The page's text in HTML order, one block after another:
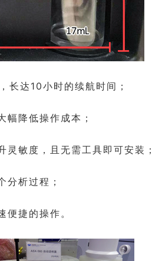
，长达 10小时的续航时间；
幅降低操作成本；
敏度，且无需工具即可安装；
分析过程；
便捷的操作。